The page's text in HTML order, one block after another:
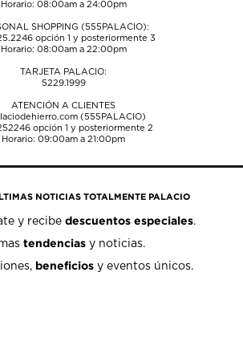
Horario: 08:00am a 24:00pm
SHOPPING (555PALACIO):
opción 1 y posteriormente 3
Horario: 08:00am a 22:00pm
TARJETA PALACIO:
5229.1999
ATENCIÓN A CLIENTES
(555PALACIO)
opción 1 y posteriormente 2
Horario: 09:00am a 21:00pm
NOTICIAS TOTALMENTE PALACIO
y recibedescuentos especiales.
tendencias y noticias.
beneficios y eventos únicos.